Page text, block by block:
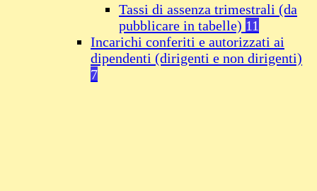
Tassi di assenza trimestrali (da
pubblicare in tabelle) 11
Incarichi conferiti e autorizzati ai
dipendenti (dirigenti e non dirigenti)
7